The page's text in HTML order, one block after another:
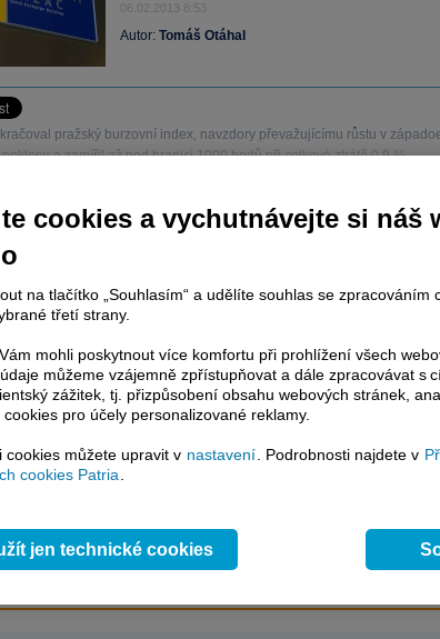
06.02.2013 8:53
Autor: Tomáš Otáhal
pražský burzovní index, navzdory převažujícímu růstu v
a zamířil až pod hranici 1000 bodů při celkové ztrátě 0,9 %.
článku je dostupné jen klientům placených služeb
Plus
placeného informačního servisu získáte
ke
kompletnímu zpravodajství
bez jakýchkoliv omezení. Veškeré
komentáře a horké zprávy jsou
terminálovou metodou (bez nutnosti obnovovat stránku)
zpravodajství, ale i další služby získáte v Patria Plus / Investor Plus -
a
, ekonomické fundamenty kalkulátory
cookies a vychutnávejte si náš
na tlačítko „Souhlasím“ a udělíte souhlas se zpracováním
třetí strany.
mohli poskytnout více komfortu při prohlížení všech
můžeme vzájemně zpřístupňovat a dále zpracovávat s
zážitek, tj. přizpůsobení obsahu webových stránek,
pro účely personalizované reklamy.
cookies můžete upravit v nastavení . Podrobnosti najdete v
cookies Patria
jen technické cookies